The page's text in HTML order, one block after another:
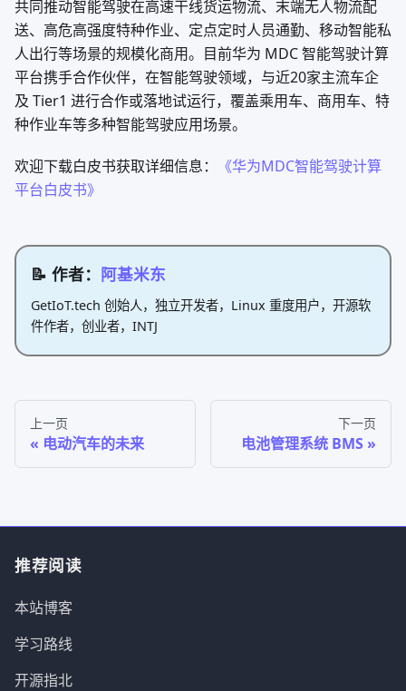
共同推动智能驾驶在高速干线货运物流、末端无人物流配
送、高危高强度特种作业、定点定时人员通勤、移动智能私
人出行等场景的规模化商用。目前华为 MDC 智能驾驶计算
平台携手合作伙伴，在智能驾驶领域，与近20家主流车企
及 Tier1 进行合作或落地试运行，覆盖乘用车、商用车、特
种作业车等多种智能驾驶应用场景。
欢迎下载白皮书获取详细信息：
《华为MDC智能驾驶计算
平台白皮书》
📝 作者： 阿基米东
GetIoT.tech 创始人，独立开发者，Linux 重度用户，开源软
件作者，创业者，INTJ
上一页
电动汽车的未来
下一页
电池管理系统 BMS
推荐阅读
本站博客
学习路线
开源指北